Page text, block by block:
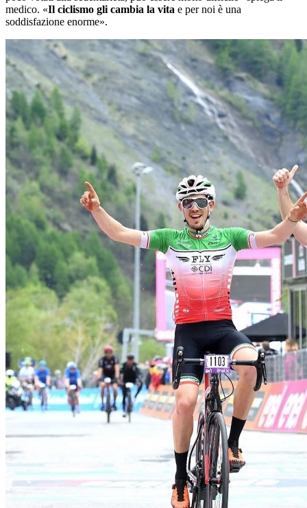
medico. «Il ciclismo gli cambia la vita e per noi è una
soddisfazione enorme».